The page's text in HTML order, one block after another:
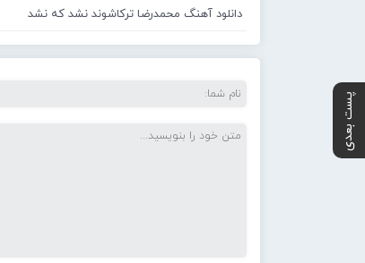
پست بعدی
دانلود آهنگ محمدرضا ترکاشوند نشد که نشد